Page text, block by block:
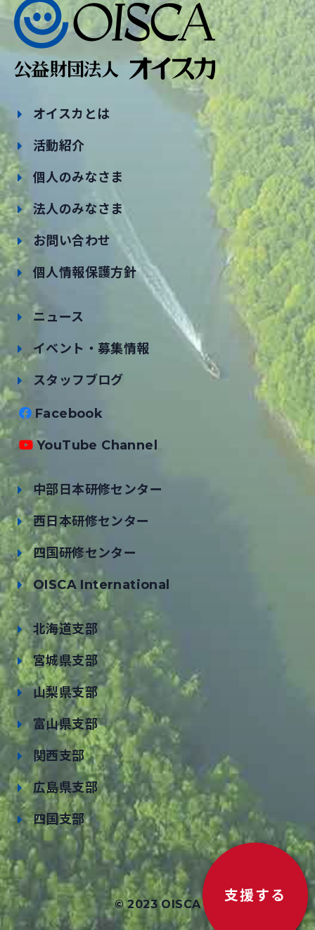
支援する
オイスカとは
活動紹介
個人のみなさま
法人のみなさま
お問い合わせ
個人情報保護方針
ニュース
イベント・募集情報
スタッフブログ
Facebook
YouTube Channel
中部日本研修センター
西日本研修センター
四国研修センター
OISCA International
北海道支部
宮城県支部
山梨県支部
富山県支部
関西支部
広島県支部
四国支部
© 2023 OISCA